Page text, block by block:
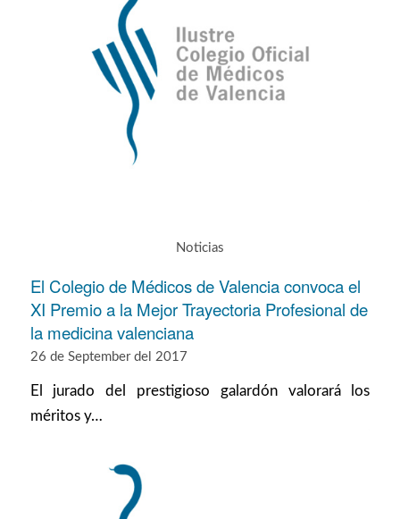
Noticias
El Colegio de Médicos de Valencia convoca el
XI Premio a la Mejor Trayectoria Profesional de
la medicina valenciana
26 de September del 2017
El jurado del prestigioso galardón valorará los
méritos y…